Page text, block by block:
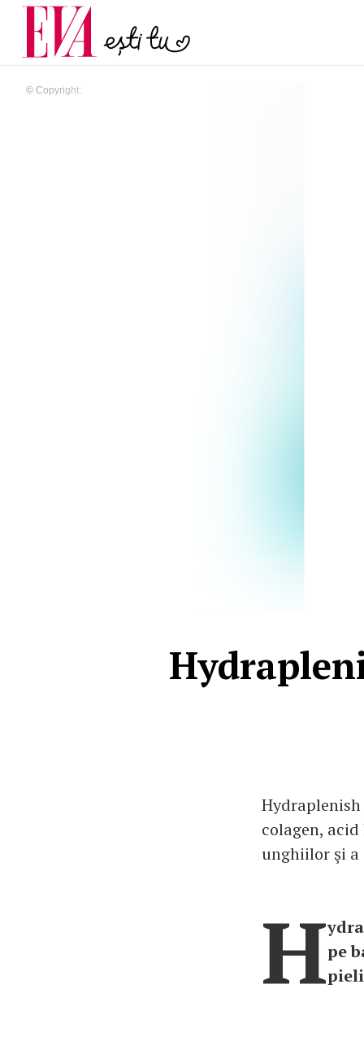
© Copyright:
Hydraplenish
colagen,
unghiilor şi
Hpe
Carieră
Actualitate